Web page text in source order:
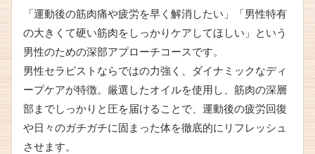
「運動後の筋肉痛や疲労を早く解消したい」「男性特有
の大きくて硬い筋肉をしっかりケアしてほしい」という
男性のための深部アプローチコースです。
男性セラピストならではの力強く、ダイナミックなディ
ープケアが特徴。厳選したオイルを使用し、筋肉の深層
部までしっかりと圧を届けることで、運動後の疲労回復
や日々のガチガチに固まった体を徹底的にリフレッシュ
させます。